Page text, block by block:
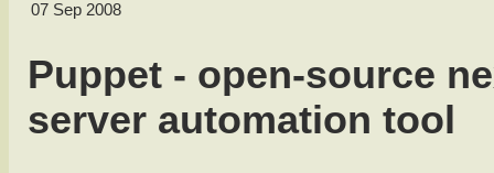
07 Sep 2008
Puppet - open-source
server automation tool